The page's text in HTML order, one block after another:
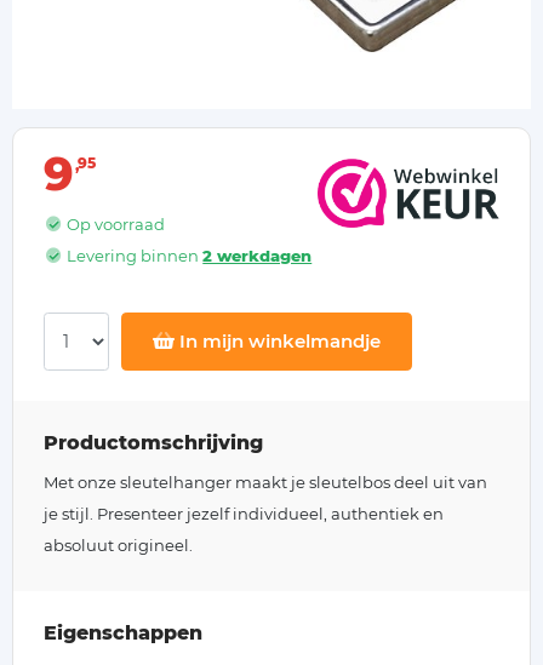
9 95
Op voorraad
Levering binnen2 werkdagen
In mijn winkelmandje
Productomschrijving
Met onze sleutelhanger maakt je sleutelbos deel uit van
je stijl. Presenteer jezelf individueel, authentiek en
absoluut origineel.
Eigenschappen